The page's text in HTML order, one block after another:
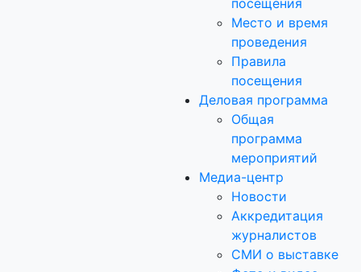
посещения
Место и время
проведения
Правила
посещения
Деловая программа
Общая
программа
мероприятий
Медиа-центр
Новости
Аккредитация
журналистов
СМИ о выставке